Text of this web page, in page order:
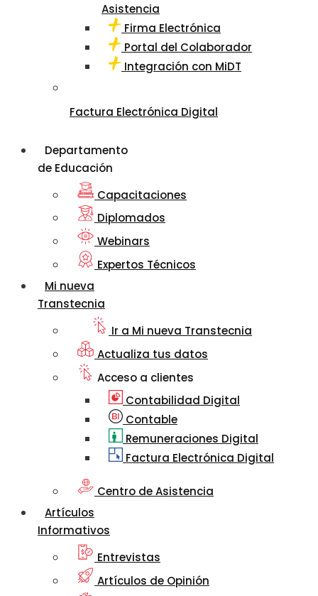
Asistencia
Firma Electrónica
Portal del Colaborador
Integración con MiDT
Factura Electrónica Digital
Departamento
de Educación
Capacitaciones
Diplomados
Webinars
Expertos Técnicos
Mi nueva
Transtecnia
Ir a Mi nueva Transtecnia
Actualiza tus datos
Acceso a clientes
Contabilidad Digital
Contable
Remuneraciones Digital
Factura Electrónica Digital
Centro de Asistencia
Artículos
Informativos
Entrevistas
Artículos de Opinión